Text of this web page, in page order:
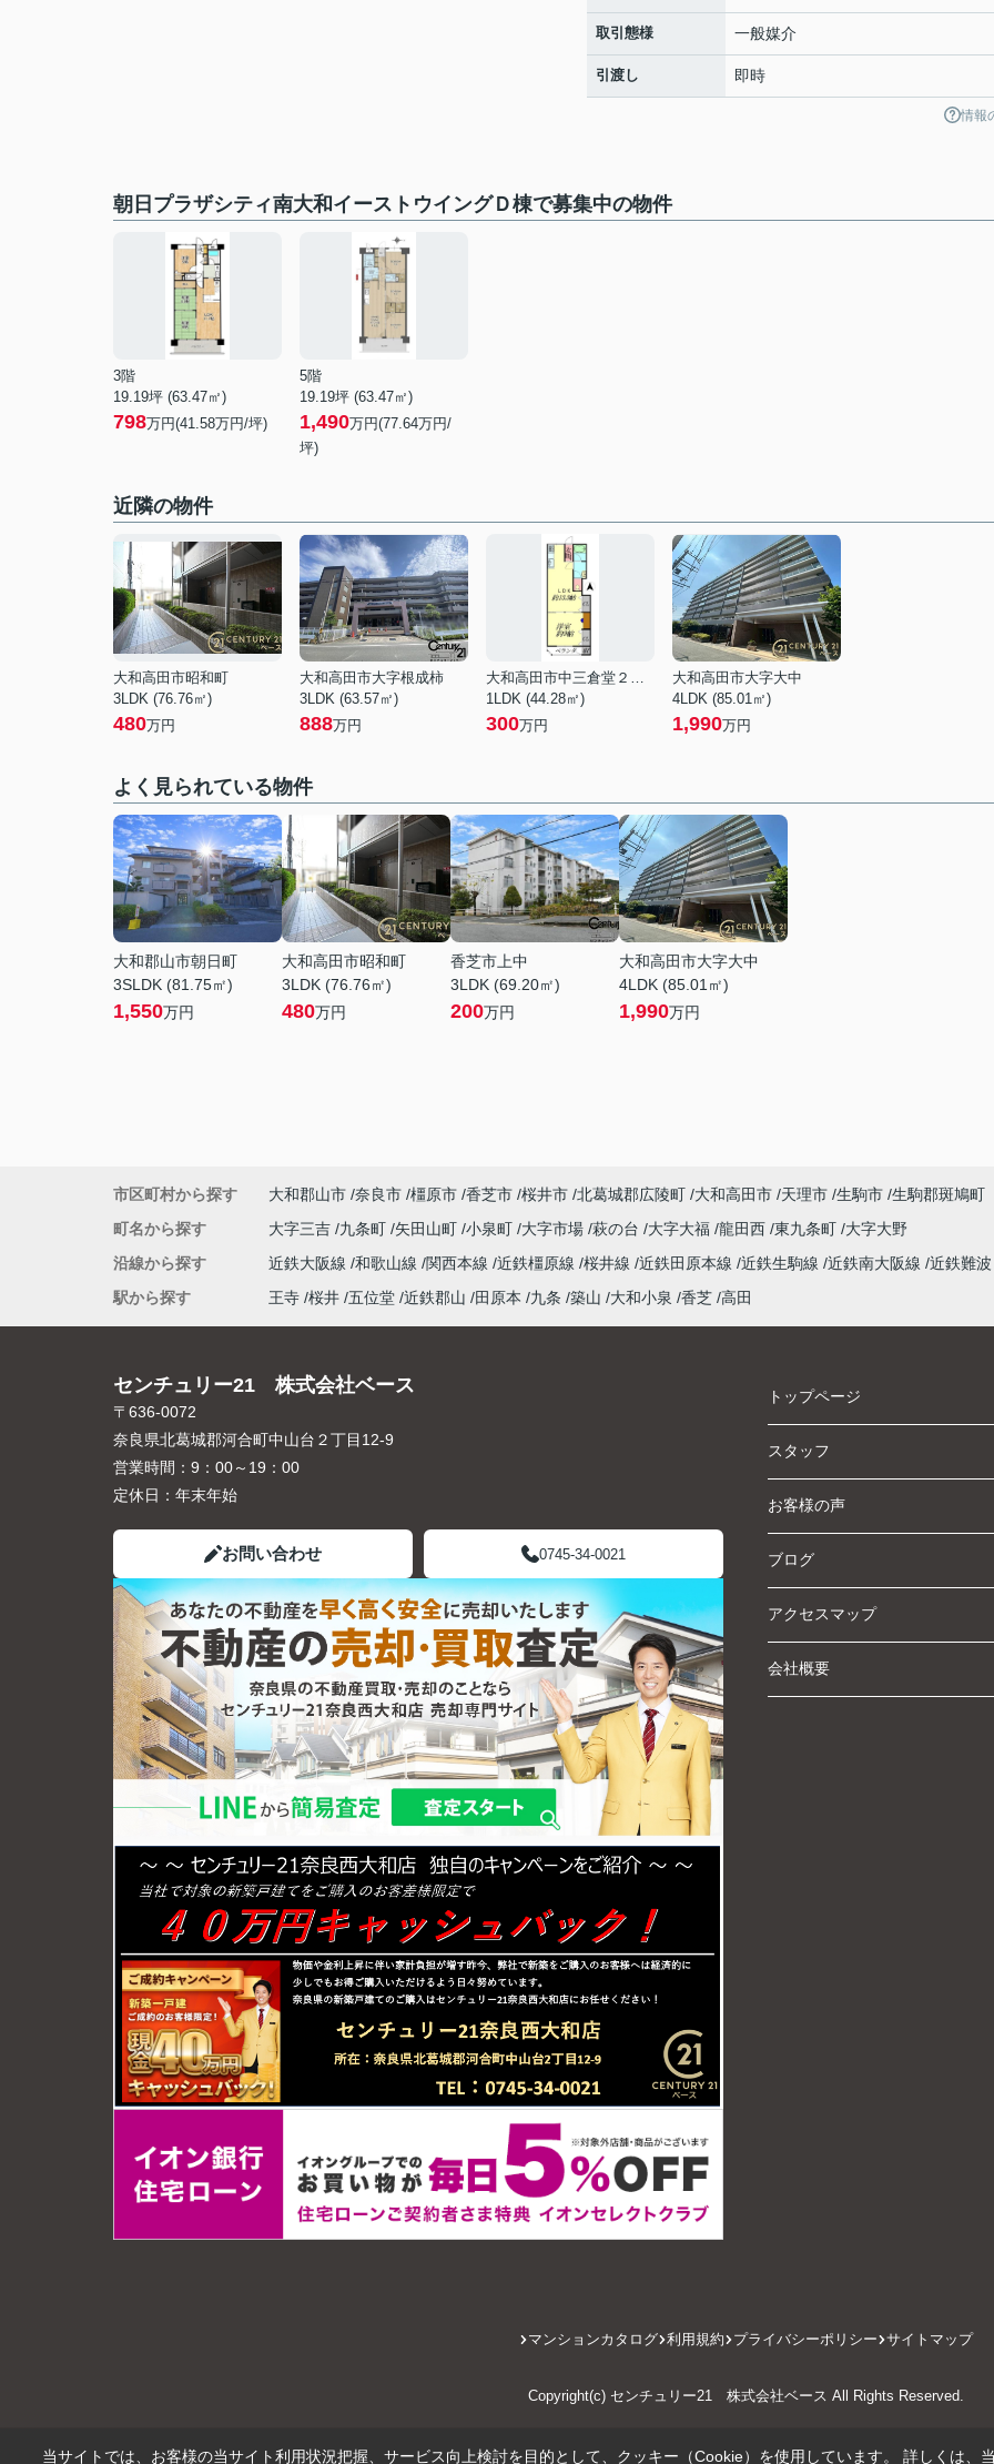
取引態様 一般媒介
引渡し 即時
情報
朝日プラザシティ南大和イーストウイングＤ棟で募集中の物件
3階
19.19坪 (63.47㎡)
798万円(41.58万円/坪)
5階
19.19坪 (63.47㎡)
1,490万円(77.64万円/
坪)
近隣の物件
大和高田市昭和町
3LDK (76.76㎡)
480万円
大和高田市大字根成柿
3LDK (63.57㎡)
888万円
大和高田市中三倉堂２丁目
1LDK (44.28㎡)
300万円
大和高田市大字大中
4LDK (85.01㎡)
1,990万円
よく見られている物件
大和郡山市朝日町
3SLDK (81.75㎡)
1,550万円
大和高田市昭和町
3LDK (76.76㎡)
480万円
香芝市上中
3LDK (69.20㎡)
200万円
大和高田市大字大中
4LDK (85.01㎡)
1,990万円
市区町村から探す 大和郡山市 奈良市 橿原市 香芝市 桜井市 北葛城郡広陵町 大和高田市 天理市 生駒市 生駒郡斑鳩町
町名から探す
大字三吉 九条町 矢田山町 小泉町 大字市場 萩の台 大字大福 龍田西 東九条町 大字大野
沿線から探す
近鉄大阪線 和歌山線 関西本線 近鉄橿原線 桜井線 近鉄田原本線 近鉄生駒線 近鉄南大阪線 近鉄難
駅から探す
王寺 桜井 五位堂 近鉄郡山 田原本 九条 築山 大和小泉 香芝 高田
センチュリー21 株式会社ベース
〒636-0072
奈良県北葛城郡河合町中山台２丁目12-9
営業時間： 9：00～19：00
定休日： 年末年始
お問い合わせ 0745-34-0021
トップページ
スタッフ
お客様の声
ブログ
アクセスマップ
会社概要
マンションカタログ 利用規約 プライバシーポリシー サイトマップ
Copyright(c) センチュリー21 株式会社ベース All Rights Reserved.
当サイトでは、お客様の当サイト利用状況把握、サービス向上検討を目的として、クッキー（Cookie）を使用しています。 詳しくは、